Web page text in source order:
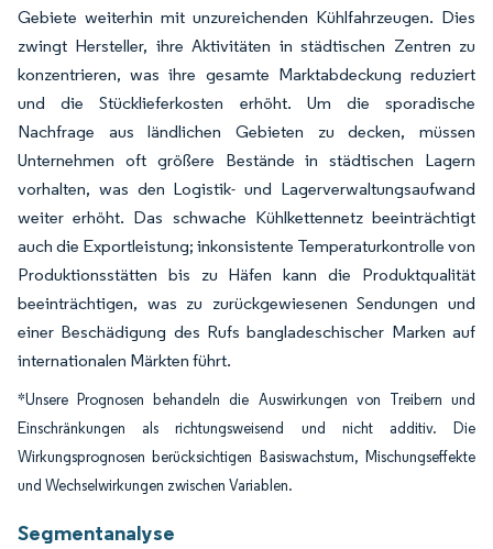
Gebiete weiterhin mit unzureichenden Kühlfahrzeugen. Dies
zwingt Hersteller, ihre Aktivitäten in städtischen Zentren zu
konzentrieren, was ihre gesamte Marktabdeckung reduziert
und die Stücklieferkosten erhöht. Um die sporadische
Nachfrage aus ländlichen Gebieten zu decken, müssen
Unternehmen oft größere Bestände in städtischen Lagern
vorhalten, was den Logistik- und Lagerverwaltungsaufwand
weiter erhöht. Das schwache Kühlkettennetz beeinträchtigt
auch die Exportleistung; inkonsistente Temperaturkontrolle von
Produktionsstätten bis zu Häfen kann die Produktqualität
beeinträchtigen, was zu zurückgewiesenen Sendungen und
einer Beschädigung des Rufs bangladeschischer Marken auf
internationalen Märkten führt.
*Unsere Prognosen behandeln die Auswirkungen von Treibern und
Einschränkungen als richtungsweisend und nicht additiv. Die
Wirkungsprognosen berücksichtigen Basiswachstum, Mischungseffekte
und Wechselwirkungen zwischen Variablen.
Segmentanalyse